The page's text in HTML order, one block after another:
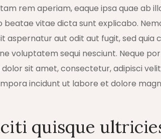
rem aperiam, eaque ipsa quae ab
vitae dicta sunt explicabo.
aspernatur aut odit aut fugit, sed quia
voluptatem sequi nesciunt. Neque
sit amet, consectetur, adipisci
incidunt ut labore et dolore
quisque